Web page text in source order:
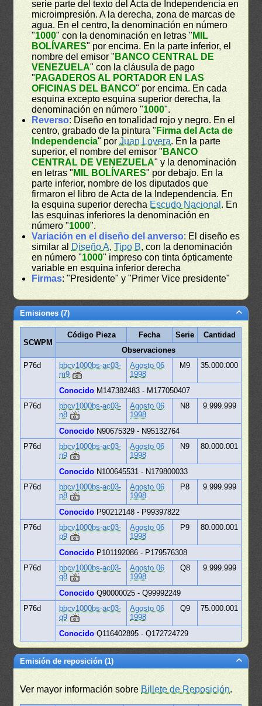
serie parte del texto del Acta de Independencia en
microimpresión. A la derecha, zona de marcas de
agua. En el centro, la denominación en número
"1000" con la denominación en letras " MIL
BOLÍVARES" por encima. En la parte inferior, el
nombre del emisor " BANCO CENTRAL DE
VENEZUELA" con la cláusula de pago
" PAGADEROS AL PORTADOR EN LAS
OFICINAS DEL BANCO" por encima. En cada
esquina excepto esquina superior derecha, la
denominación en número "1000".
Reverso: Diseño en tonalidad rojo y negro. En el
centro, grabado de la pintura " Firma del Acta de
Independencia" porJuan Lovera. En la parte
superior, el nombre del emisor " BANCO
CENTRAL DE VENEZUELA" y la denominación
en letras " MIL BOLÍVARES" por debajo. En la
parte inferior, nombre de los diputados que
firmaron el libro de Acta de la Independencia. En
la esquina superior derecha Escudo Nacional . En
las esquinas inferiores la denominación en
número "1000".
Variación en el diseño del anverso: El diseño es
similar al Diseño A,Tipo B, con la denominación
en número "1000" impreso con tinta ópticamente
variable en esquina inferior derecha
Firmas: "Presidente" y "Primer Vice presidente"
Emisiones (7)
SCWPM
Código Pieza Fecha Serie
Cantidad
Observaciones
P76d
bbcv1000bs-ac03-
m9
Agosto 06
1998
M9 35.000.000
Conocido M147382483 - M177050407
P76d
bbcv1000bs-ac03-
n8
Agosto 06
1998
N8 9.999.999
Conocido N90675329 - N95132764
P76d
bbcv1000bs-ac03-
n9
Agosto 06
1998
N9 80.000.001
Conocido N100645531 - N179800033
P76d
bbcv1000bs-ac03-
p8
Agosto 06
1998
P8 9.999.999
Conocido P90212148 - P99397822
P76d
bbcv1000bs-ac03-
p9
Agosto 06
1998
P9 80.000.001
Conocido P101192086 - P179576308
P76d
bbcv1000bs-ac03-
q8
Agosto 06
1998
Q8 9.999.999
Conocido Q90000025 - Q99992249
P76d
bbcv1000bs-ac03-
q9
Agosto 06
1998
Q9 75.000.001
Conocido Q116402895 - Q172724729
Emisión de reposición (1)
Ver mayor información sobre Billete de Reposición.